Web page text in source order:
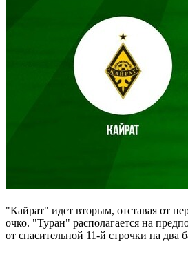
"Кайрат" идет вторым, отставая от
очко. "Туран" располагается на
от спасительной 11-й строчки на два